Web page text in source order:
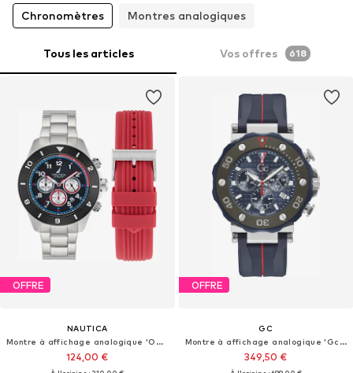
Chronomètres
Montres analogiques
Tous les articles Vos offres 618
OFFRE
NAUTICA
Montre à affichage analogique 'ONE'
124,00 €
OFFRE
GC
Montre à affichage analogique 'Gc DiverCode Chrono'
349,50 €